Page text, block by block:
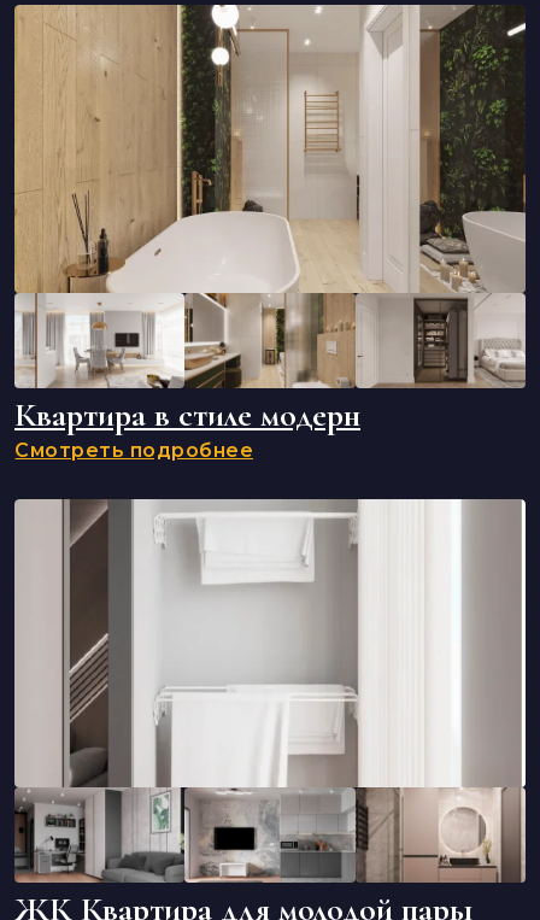
Квартира в стиле модерн
Смотреть подробнее
ЖК Квартира для молодой пары